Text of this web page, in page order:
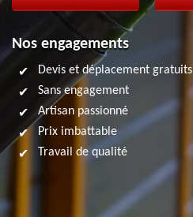
Nos engagements
Devis et déplacement gratuits
Sans engagement
Artisan passionné
Prix imbattable
Travail de qualité